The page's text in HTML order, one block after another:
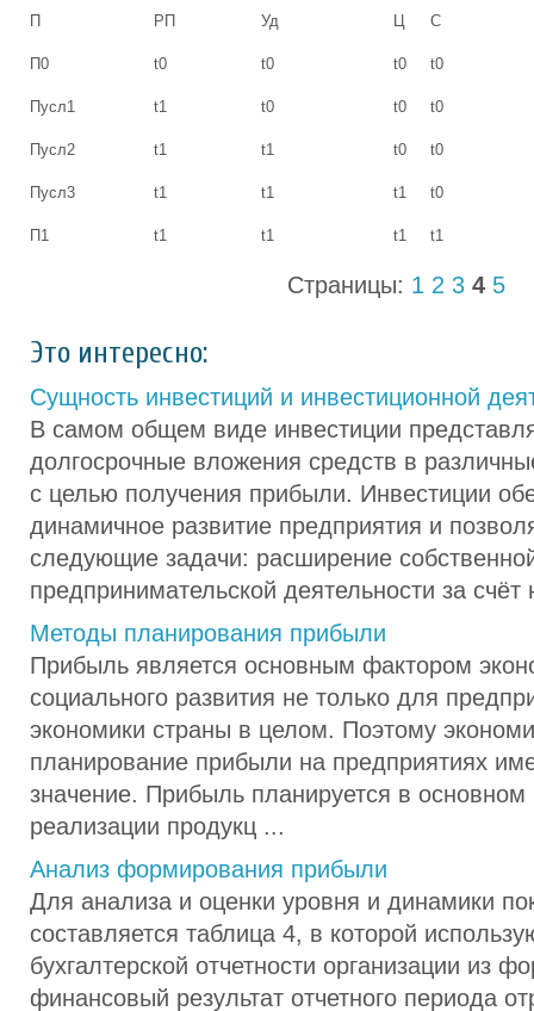
П РП Уд Ц С
П0 t0 t0 t0 t0
Пусл1 t1 t0 t0 t0
Пусл2 t1 t1 t0 t0
Пусл3 t1 t1 t1 t0
П1 t1 t1 t1 t1
Страницы: 1 2 3 4 5
Это интересно:
Сущность инвестиций и инвестиционной
В самом общем виде инвестиции
долгосрочные вложения средств в
с целью получения прибыли. Инвестиции
динамичное развитие предприятия и
следующие задачи: расширение
предпринимательской деятельности за счёт
Методы планирования прибыли
Прибыль является основным фактором
социального развития не только для
экономики страны в целом. Поэтому
планирование прибыли на предприятиях
значение. Прибыль планируется в
реализации продукц ...
Анализ формирования прибыли
Для анализа и оценки уровня и динамики
составляется таблица 4, в которой
бухгалтерской отчетности организации
финансовый результат отчетного периода